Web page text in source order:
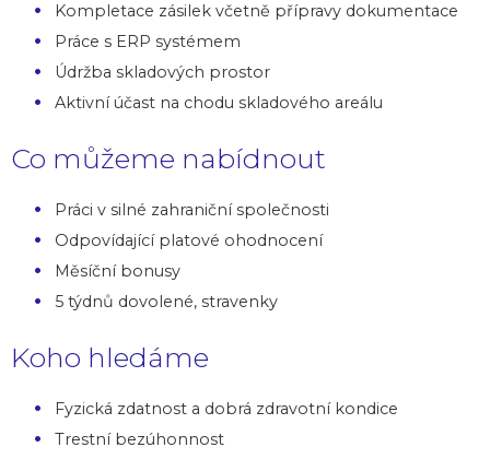
Kompletace zásilek včetně přípravy dokumentace
Práce s ERP systémem
Údržba skladových prostor
Aktivní účast na chodu skladového areálu
Co můžeme nabídnout
Práci v silné zahraniční společnosti
Odpovídající platové ohodnocení
Měsíční bonusy
5 týdnů dovolené, stravenky
Koho hledáme
Fyzická zdatnost a dobrá zdravotní kondice
Trestní bezúhonnost